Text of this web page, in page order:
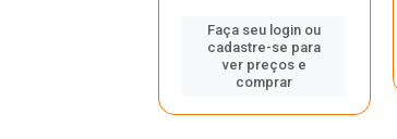
Faça seu login ou
cadastre-se para
ver preços e
comprar